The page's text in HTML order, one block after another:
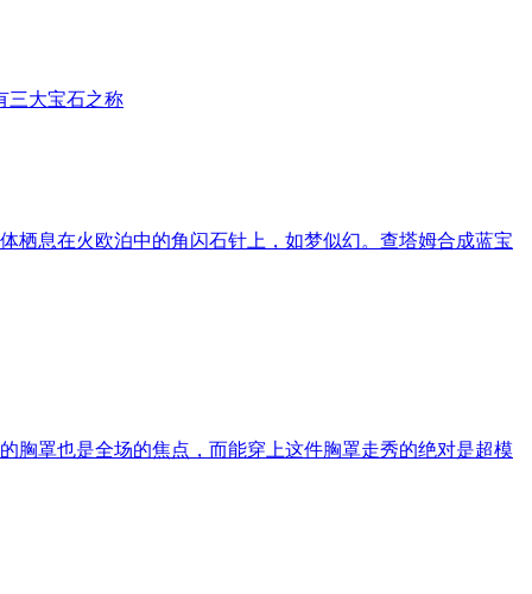
三大宝石之称
栖息在火欧泊中的角闪石针上，如梦似幻。查塔姆合成蓝宝
胸罩也是全场的焦点，而能穿上这件胸罩走秀的绝对是超模